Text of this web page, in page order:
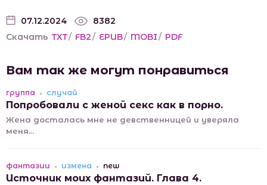
07.12.2024
8382
Скачать TXT/ FB2/ EPUB/ MOBI/ PDF
Вам так же могут понравиться
группа случай
Попробовали с женой секс как в порно.
Жена досталась мне не девственницей и уверяла
меня...
фантазии измена new
Источник моих фантазий. Глава 4.